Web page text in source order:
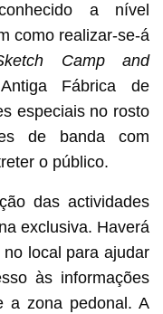
a nível
como realizar-se-á
Camp and
Fábrica de
especiais no rosto
de banda com
o público.
das actividades
exclusiva. Haverá
local para ajudar
às informações
a zona pedonal. A